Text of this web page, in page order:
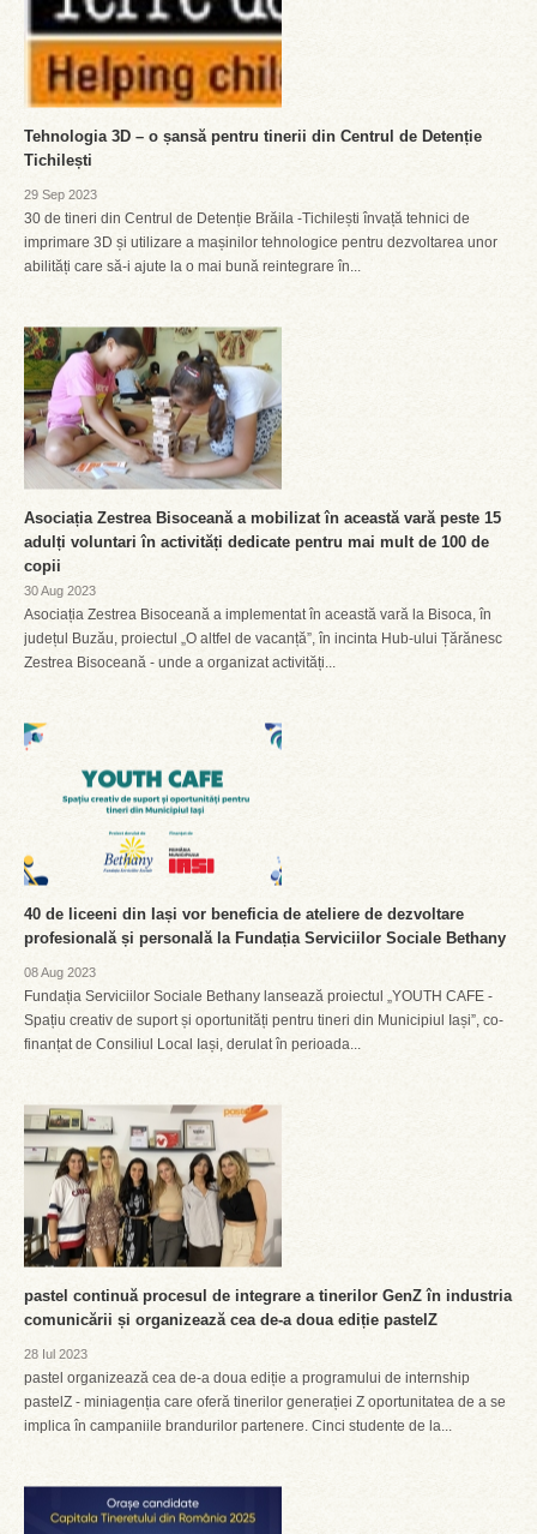
Tehnologia 3D – o șansă pentru tinerii din Centrul de Detenție
Tichilești
29 Sep 2023
30 de tineri din Centrul de Detenție Brăila -Tichilești învață tehnici de
imprimare 3D și utilizare a mașinilor tehnologice pentru dezvoltarea unor
abilități care să-i ajute la o mai bună reintegrare în...
Asociația Zestrea Bisoceană a mobilizat în această vară peste 15
adulți voluntari în activități dedicate pentru mai mult de 100 de
copii
30 Aug 2023
Asociația Zestrea Bisoceană a implementat în această vară la Bisoca, în
județul Buzău, proiectul „O altfel de vacanță”, în incinta Hub-ului Țărănesc
Zestrea Bisoceană - unde a organizat activități...
40 de liceeni din Iași vor beneficia de ateliere de dezvoltare
profesională și personală la Fundația Serviciilor Sociale Bethany
08 Aug 2023
Fundația Serviciilor Sociale Bethany lansează proiectul „YOUTH CAFE -
Spațiu creativ de suport și oportunități pentru tineri din Municipiul Iași”, co-
finanțat de Consiliul Local Iași, derulat în perioada...
pastel continuă procesul de integrare a tinerilor GenZ în industria
comunicării și organizează cea de-a doua ediție pastelZ
28 Iul 2023
pastel organizează cea de-a doua ediție a programului de internship
pastelZ - miniagenția care oferă tinerilor generației Z oportunitatea de a se
implica în campaniile brandurilor partenere. Cinci studente de la...